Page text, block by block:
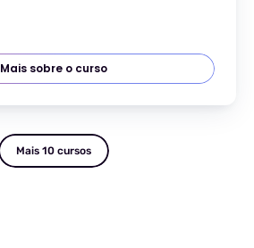
Mais sobre o curso
Mais 10 cursos